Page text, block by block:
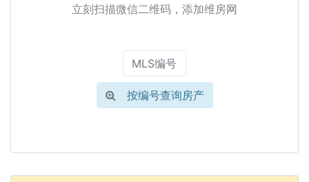
立刻扫描微信二维码，添加维房网
按编号查询房产